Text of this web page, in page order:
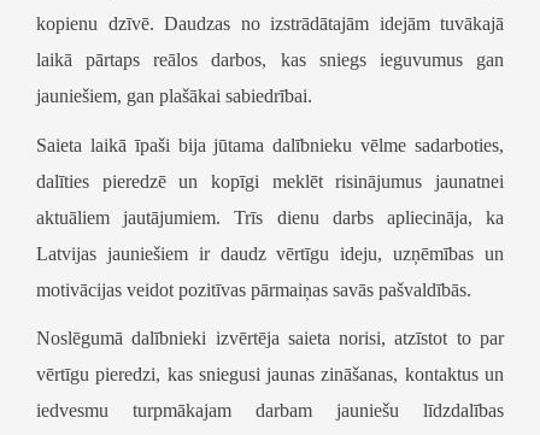
kopienu dzīvē. Daudzas no izstrādātajām idejām tuvākajā
laikā pārtaps reālos darbos, kas sniegs ieguvumus gan
jauniešiem, gan plašākai sabiedrībai.
Saieta laikā īpaši bija jūtama dalībnieku vēlme sadarboties,
dalīties pieredzē un kopīgi meklēt risinājumus jaunatnei
aktuāliem jautājumiem. Trīs dienu darbs apliecināja, ka
Latvijas jauniešiem ir daudz vērtīgu ideju, uzņēmības un
motivācijas veidot pozitīvas pārmaiņas savās pašvaldībās.
Noslēgumā dalībnieki izvērtēja saieta norisi, atzīstot to par
vērtīgu pieredzi, kas sniegusi jaunas zināšanas, kontaktus un
iedvesmu turpmākajam darbam jauniešu līdzdalības